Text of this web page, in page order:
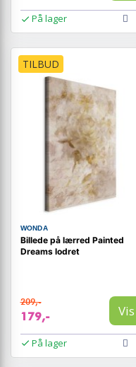
På lager
TILBUD
WONDA
Billede på lærred Painted
Dreams lodret
209,-
179,- Vis
På lager